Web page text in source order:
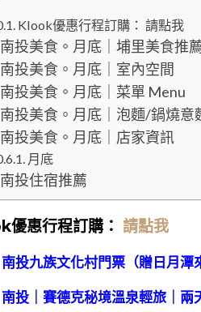
Klook優惠行程訂購： 請點我
南投美食。月底｜埔里美食推
南投美食。月底｜室內空間
南投美食。月底｜菜單 Menu
南投美食。月底｜泡麵/鍋燒意
南投美食。月底｜店家資訊
月底
南投住宿推薦
優惠行程訂購： 請點我
南投九族文化村門票（贈日月潭
南投｜賽德克秘境溫泉輕旅｜兩